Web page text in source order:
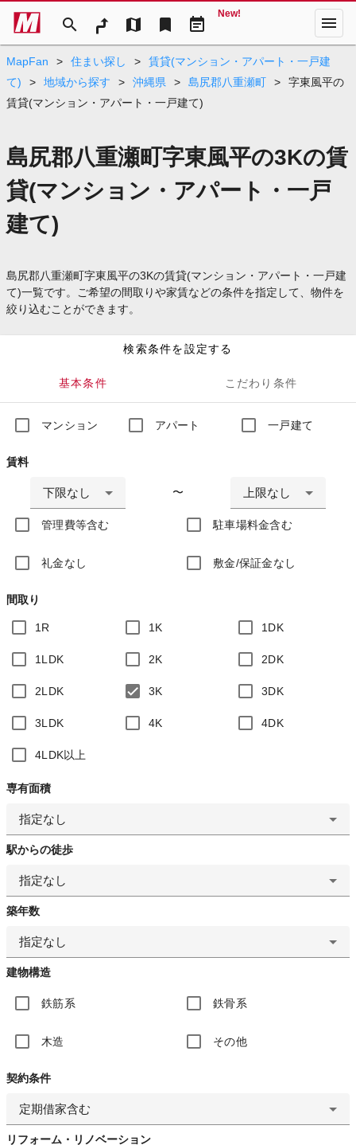
search map bookmark event_note
New! menu
MapFan > 住まい探し >
賃貸(マンション・アパート・一戸建
て)
> 地域から探す > 沖縄県 > 島尻郡八重瀬町 >
字東風平の
賃貸(マンション・アパート・一戸建て)
島尻郡八重瀬町字東風平の3Kの賃
貸(マンション・アパート・一戸
建て)
島尻郡八重瀬町字東風平の3Kの賃貸(マンション・アパート・一戸建
て)一覧です。ご希望の間取りや家賃などの条件を指定して、物件を
絞り込むことができます。
検索条件を設定する
基本条件 こだわり条件
マンション アパート 一戸建て
賃料
下限なし 〜 上限なし
管理費等含む 駐車場料金含む
礼金なし 敷金/保証金なし
間取り
1R 1K 1DK
1LDK 2K 2DK
2LDK 3K 3DK
3LDK 4K 4DK
4LDK以上
専有面積
指定なし
駅からの徒歩
指定なし
築年数
指定なし
建物構造
鉄筋系 鉄骨系
木造 その他
契約条件
定期借家含む
リフォーム・リノベーション